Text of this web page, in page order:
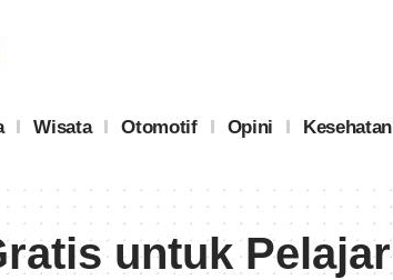
Wisata Otomotif Opini Kesehatan
untuk Pelajar